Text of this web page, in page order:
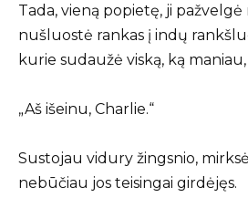
Tada, vieną popietę, ji pažvelgė
nušluostė rankas į indų
kurie sudaužė viską, ką
„Aš išeinu, Charlie.“
Sustojau vidury žingsnio,
nebūčiau jos teisingai girdėjęs.